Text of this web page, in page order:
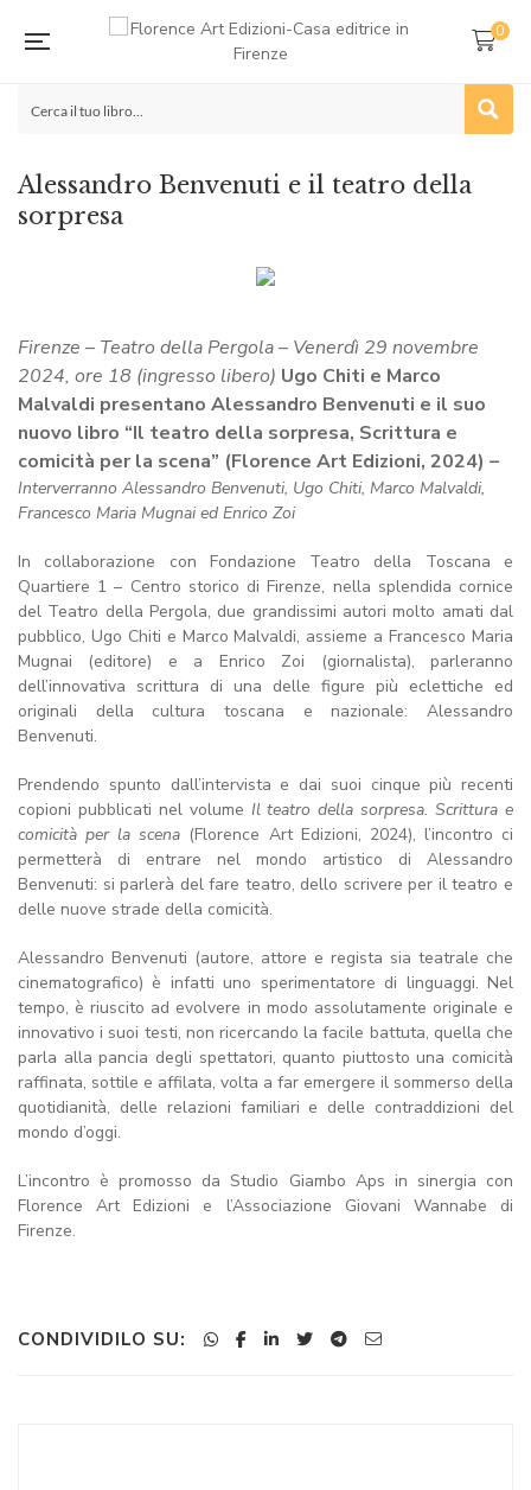
0
Alessandro Benvenuti e il teatro della
sorpresa
Firenze – Teatro della Pergola – Venerdì 29 novembre
2024, ore 18 (ingresso libero) Ugo Chiti e Marco
Malvaldi presentano Alessandro Benvenuti e il suo
nuovo libro “Il teatro della sorpresa, Scrittura e
comicità per la scena” (Florence Art Edizioni, 2024) –
Interverranno Alessandro Benvenuti, Ugo Chiti, Marco Malvaldi,
Francesco Maria Mugnai ed Enrico Zoi
In collaborazione con Fondazione Teatro della Toscana e
Quartiere 1 – Centro storico di Firenze, nella splendida cornice
del Teatro della Pergola, due grandissimi autori molto amati dal
pubblico, Ugo Chiti e Marco Malvaldi, assieme a Francesco Maria
Mugnai (editore) e a Enrico Zoi (giornalista), parleranno
dell’innovativa scrittura di una delle figure più eclettiche ed
originali della cultura toscana e nazionale: Alessandro
Benvenuti.
Prendendo spunto dall’intervista e dai suoi cinque più recenti
copioni pubblicati nel volume Il teatro della sorpresa. Scrittura e
comicità per la scena (Florence Art Edizioni, 2024), l’incontro ci
permetterà di entrare nel mondo artistico di Alessandro
Benvenuti: si parlerà del fare teatro, dello scrivere per il teatro e
delle nuove strade della comicità.
Alessandro Benvenuti (autore, attore e regista sia teatrale che
cinematografico) è infatti uno sperimentatore di linguaggi. Nel
tempo, è riuscito ad evolvere in modo assolutamente originale e
innovativo i suoi testi, non ricercando la facile battuta, quella che
parla alla pancia degli spettatori, quanto piuttosto una comicità
raffinata, sottile e affilata, volta a far emergere il sommerso della
quotidianità, delle relazioni familiari e delle contraddizioni del
mondo d’oggi.
L’incontro è promosso da Studio Giambo Aps in sinergia con
Florence Art Edizioni e l’Associazione Giovani Wannabe di
Firenze.
CONDIVIDILO SU: